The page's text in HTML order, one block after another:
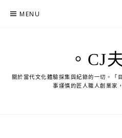
MENU
。CJ
關於當代文化體驗採集與紀錄的一切。「
事謹慎的匠人職人創業家